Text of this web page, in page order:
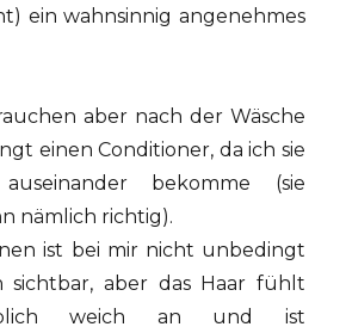
ein wahnsinnig angenehmes
aber nach der Wäsche
einen Conditioner, da ich sie
bekomme (sie
nämlich richtig).
ist bei mir nicht unbedingt
sichtbar, aber das Haar fühlt
weich an und ist